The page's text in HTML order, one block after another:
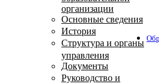
организации
Основные сведения
История
Структура и органы
управления
Документы
Руководство и